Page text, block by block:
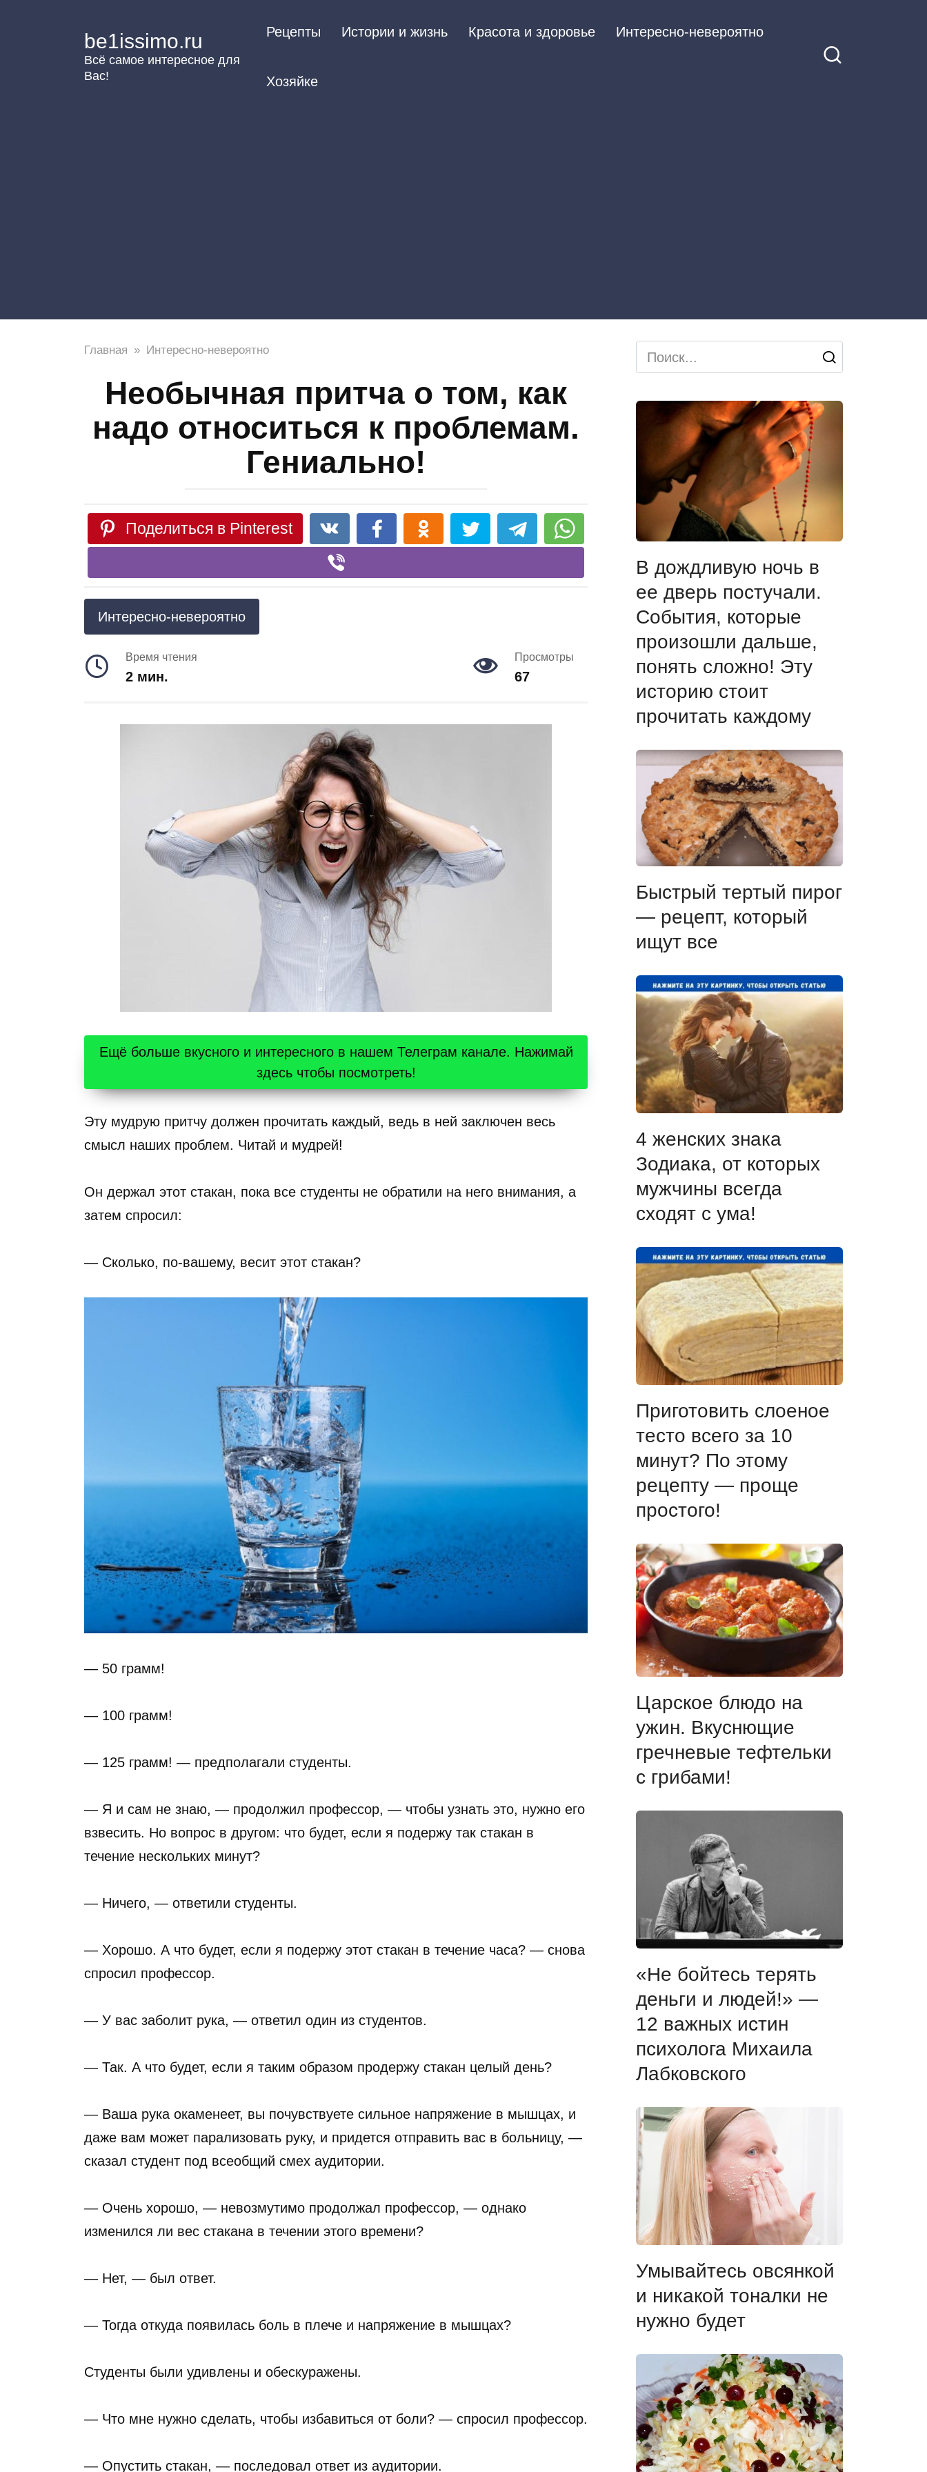
be1issimo.ru
Всё самое интересное для
Вас!
Рецепты Истории и жизнь Красота и здоровье Интересно-невероятно
Хозяйке
Главная » Интересно-невероятно
Необычная притча о том, как
надо относиться к проблемам.
Гениально!
Поделиться в Pinterest
Интересно-невероятно
Время чтения
2 мин.
Просмотры
67
Ещё больше вкусного и интересного в нашем Телеграм канале. Нажимай
здесь чтобы посмотреть!
Эту мудрую притчу должен прочитать каждый, ведь в ней заключен весь
смысл наших проблем. Читай и мудрей!
Он держал этот стакан, пока все студенты не обратили на него внимания, а
затем спросил:
— Сколько, по-вашему, весит этот стакан?
— 50 грамм!
— 100 грамм!
— 125 грамм! — предполагали студенты.
— Я и сам не знаю, — продолжил профессор, — чтобы узнать это, нужно его
взвесить. Но вопрос в другом: что будет, если я подержу так стакан в
течение нескольких минут?
— Ничего, — ответили студенты.
— Хорошо. А что будет, если я подержу этот стакан в течение часа? — снова
спросил профессор.
— У вас заболит рука, — ответил один из студентов.
— Так. А что будет, если я таким образом продержу стакан целый день?
— Ваша рука окаменеет, вы почувствуете сильное напряжение в мышцах, и
даже вам может парализовать руку, и придется отправить вас в больницу, —
сказал студент под всеобщий смех аудитории.
— Очень хорошо, — невозмутимо продолжал профессор, — однако
изменился ли вес стакана в течении этого времени?
— Нет, — был ответ.
— Тогда откуда появилась боль в плече и напряжение в мышцах?
Студенты были удивлены и обескуражены.
— Что мне нужно сделать, чтобы избавиться от боли? — спросил профессор.
— Опустить стакан, — последовал ответ из аудитории.
Search
for:
В дождливую ночь в
ее дверь постучали.
События, которые
произошли дальше,
понять сложно! Эту
историю стоит
прочитать каждому
Быстрый тертый пирог
— рецепт, который
ищут все
4 женских знака
Зодиака, от которых
мужчины всегда
сходят с ума!
Приготовить слоеное
тесто всего за 10
минут? По этому
рецепту — проще
простого!
Царское блюдо на
ужин. Вкуснющие
гречневые тефтельки
с грибами!
«Не бойтесь терять
деньги и людей!» —
12 важных истин
психолога Михаила
Лабковского
Умывайтесь овсянкой
и никакой тоналки не
нужно будет